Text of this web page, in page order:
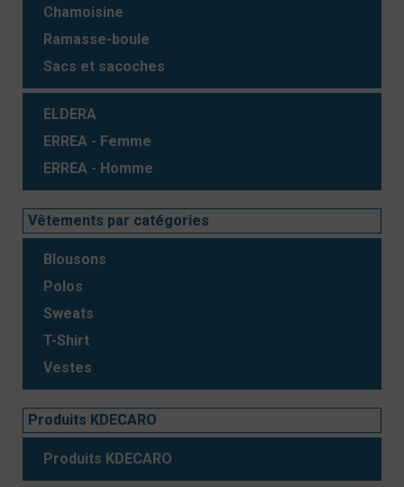
Chamoisine
Ramasse-boule
Sacs et sacoches
ELDERA
ERREA - Femme
ERREA - Homme
Vêtements par catégories
Blousons
Polos
Sweats
T-Shirt
Vestes
Produits KDECARO
Produits KDECARO